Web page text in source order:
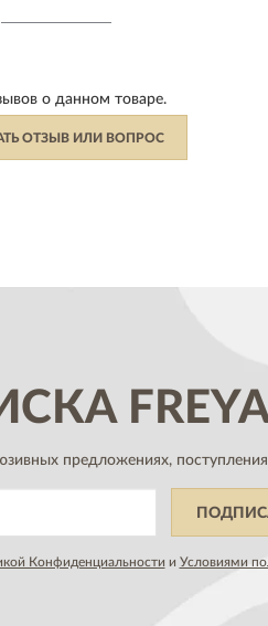
о данном товаре.
ОТЗЫВ ИЛИ ВОПРОС
предложениях,
Конфиденциальности и Условиями